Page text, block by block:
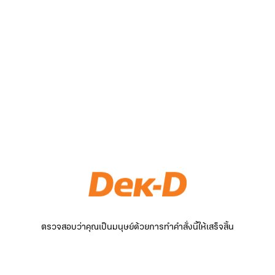
ตรวจสอบว่าคุณเป็นมนุษย์ด้วยการทำคำสั่งนี้ให้เสร็จสิ้น